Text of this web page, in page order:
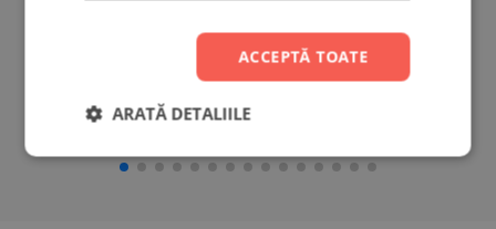
ACCEPTĂ TOATE
ARATĂ DETALIILE